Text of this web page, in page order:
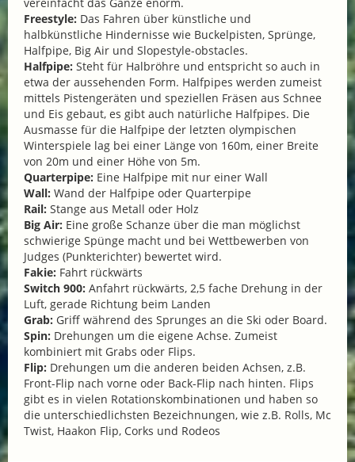
Freestyle: Das Fahren über künstliche und
halbkünstliche Hindernisse wie Buckelpisten, Sprünge,
Halfpipe, Big Air und Slopestyle-obstacles.
Halfpipe: Steht für Halbröhre und entspricht so auch in
etwa der aussehenden Form. Halfpipes werden zumeist
mittels Pistengeräten und speziellen Fräsen aus Schnee
und Eis gebaut, es gibt auch natürliche Halfpipes. Die
Ausmasse für die Halfpipe der letzten olympischen
Winterspiele lag bei einer Länge von 160m, einer Breite
von 20m und einer Höhe von 5m.
Quarterpipe: Eine Halfpipe mit nur einer Wall
Wall: Wand der Halfpipe oder Quarterpipe
Rail: Stange aus Metall oder Holz
Big Air: Eine große Schanze über die man möglichst
schwierige Spünge macht und bei Wettbewerben von
Judges (Punkterichter) bewertet wird.
Fakie: Fahrt rückwärts
Switch 900: Anfahrt rückwärts, 2,5 fache Drehung in der
Luft, gerade Richtung beim Landen
Grab: Griff während des Sprunges an die Ski oder Board.
Spin: Drehungen um die eigene Achse. Zumeist
kombiniert mit Grabs oder Flips.
Flip: Drehungen um die anderen beiden Achsen, z.B.
Front-Flip nach vorne oder Back-Flip nach hinten. Flips
gibt es in vielen Rotationskombinationen und haben so
die unterschiedlichsten Bezeichnungen, wie z.B. Rolls, Mc
Twist, Haakon Flip, Corks und Rodeos